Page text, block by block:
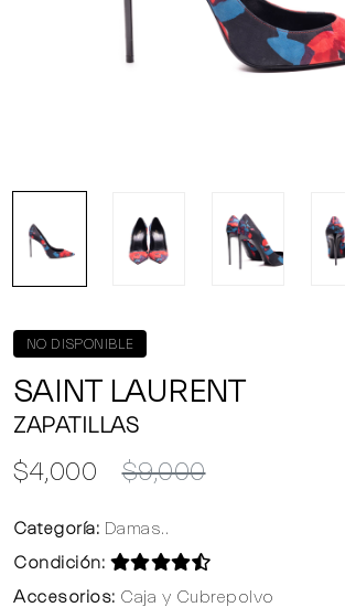
NO DISPONIBLE
SAINT LAURENT
ZAPATILLAS
$4,000 $9,000
Categoría: Damas..
Condición:
Accesorios: Caja y Cubrepolvo